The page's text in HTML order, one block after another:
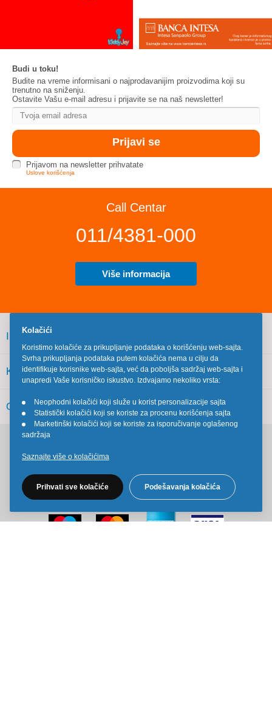
Budi u toku!
Budite na vreme informisani o najprodavanijim proizvodima koji su
trenutno na sniženju.
Ostavite Vašu e-mail adresu i prijavite se na naš newsletter!
Prijavom na newsletter prihvatate
Uslove korišćenja
Call Centar
011/4381-000
Više informacija
INFORMACIJE
KORISNIČKI SERVIS
OSTALO
Kolačići
Koristimo kolačiće za prikupljanje podataka o korišćenju web-sajta.
Svrha prikupljanja podataka putem kolačića nema u cilju da
identifikuje korisnike web-sajta, već da poboljša sadržaj web-sajta i
unapredi Vaše korisničko iskustvo. Izdvajamo nekoliko vrsta:
•
Neophodni kolačići koji služe u korist personalizacije sajta
•
Statistički kolačići koji se koriste za procenu korišćenja sajta
•
Marketinški kolačići koji se koriste za isporučivanje oglašenog
sadržaja
Saznajte više o kolačićima
Prihvati sve kolačiće Podešavanja kolačića
Pratite nas na društvenim mrežama